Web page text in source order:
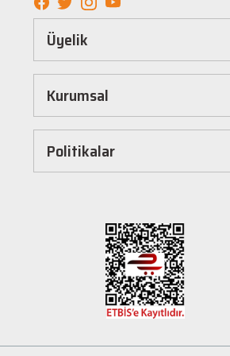
Kolay ve Hızlı Alışveriş
Hepnalbur.com, kullanıcı dostu arayüzü sayesinde
dönüştürür. Ürünleri kategorilere göre sıralayabilir,
istediğiniz ürünü anında bulabilirsiniz. Ayrıca ürün
ürün özellikleri yer alır, böylece tercih etmek istediğiniz
hızlıca siparişinizi tamamlayabilirsiniz.
Hızlı Kargo ve Güvenilir
Hepnalbur.com olarak müşterilerimize en hızlı şekilde
Müşteri Destek Hattı ile
Herhangi bir soru, öneri veya şikayetiniz için müşteri
hizmetinizdedir. İletişim sayfamız üzerinden bize
hattımızdan anında yardım alabilirsiniz. Siz değerli
Üyelik
Kurumsal
Politikalar